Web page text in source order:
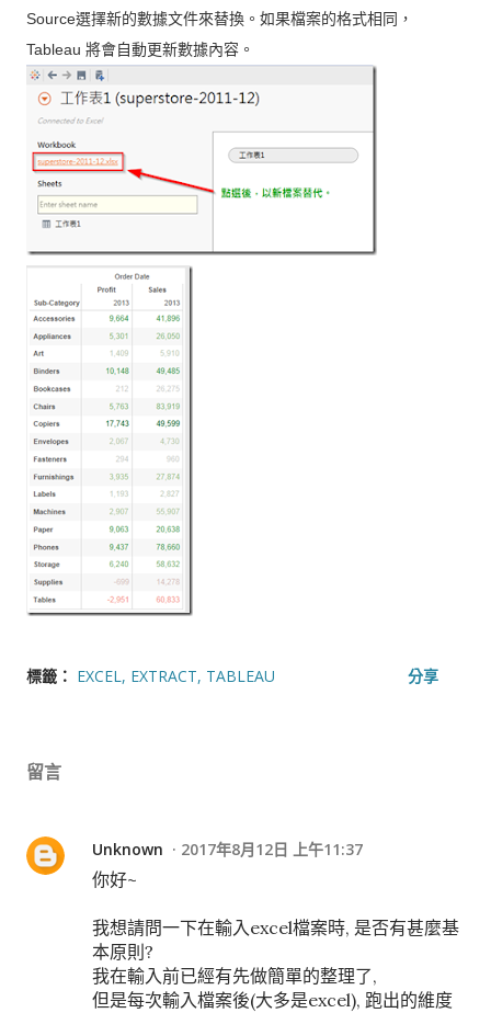
Source選擇新的數據文件來替換。如果檔案的格式相同，
Tableau 將會自動更新數據內容。
標籤： EXCEL EXTRACT TABLEAU 分享
留言
Unknown 2017年8月12日 上午11:37
你好~
我想請問一下在輸入excel檔案時, 是否有甚麼基
本原則?
我在輸入前已經有先做簡單的整理了,
但是每次輸入檔案後(大多是excel), 跑出的維度